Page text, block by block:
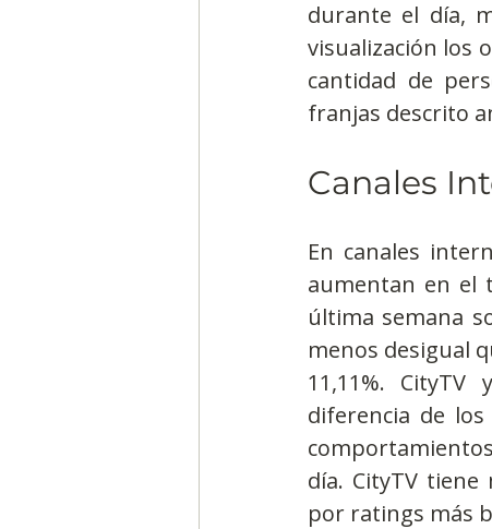
durante el día,
visualización los
cantidad de
franjas descrito
Canales
En canales
aumentan en el
última semana
menos desigual
11,11%. CityTV
diferencia de
día. CityTV
por ratings más